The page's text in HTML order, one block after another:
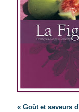
« Goût et saveurs